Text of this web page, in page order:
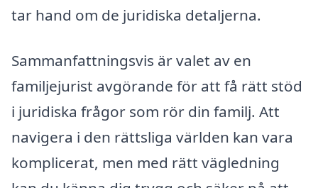
tar hand om de juridiska detaljerna.
Sammanfattningsvis är valet av en
familjejurist avgörande för att få rätt stöd
i juridiska frågor som rör din familj. Att
navigera i den rättsliga världen kan vara
komplicerat, men med rätt vägledning